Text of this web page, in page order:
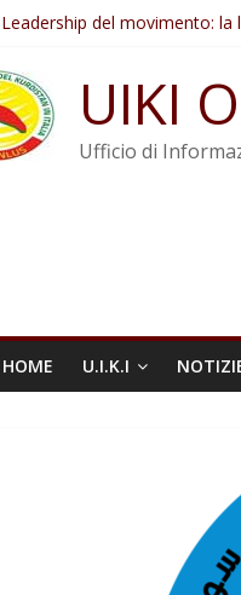
Leadership del movimento: la
Non tenere conto della
Il KNK chiede un’azione
Abdullah Öcalan: Le legge
UIKI
Ufficio di
HOME U.I.K.I